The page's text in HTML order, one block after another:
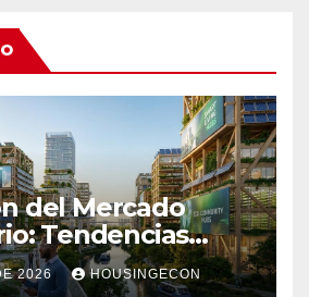
del Mercado
Tendencias
2026 HOUSINGECON